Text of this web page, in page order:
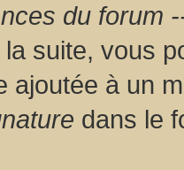
du forum
suite, vous
ajoutée à un
dans le